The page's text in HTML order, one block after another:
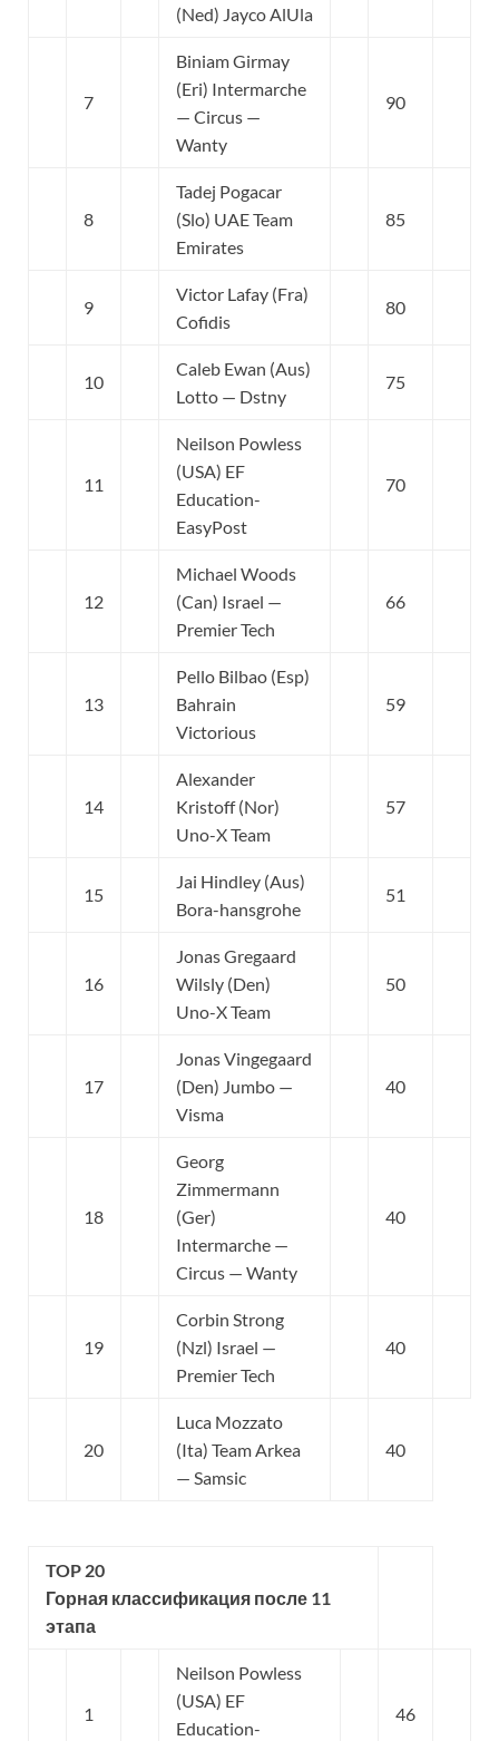
(Ned) Jayco AlUla
7
Biniam Girmay
(Eri) Intermarche
— Circus —
Wanty
90
8
Tadej Pogacar
(Slo) UAE Team
Emirates
85
9
Victor Lafay (Fra)
Cofidis
80
10
Caleb Ewan (Aus)
Lotto — Dstny
75
11
Neilson Powless
(USA) EF
Education-
EasyPost
70
12
Michael Woods
(Can) Israel —
Premier Tech
66
13
Pello Bilbao (Esp)
Bahrain
Victorious
59
14
Alexander
Kristoff (Nor)
Uno-X Team
57
15
Jai Hindley (Aus)
Bora-hansgrohe
51
16
Jonas Gregaard
Wilsly (Den)
Uno-X Team
50
17
Jonas Vingegaard
(Den) Jumbo —
Visma
40
18
Georg
Zimmermann
(Ger)
Intermarche —
Circus — Wanty
40
19
Corbin Strong
(Nzl) Israel —
Premier Tech
40
20
Luca Mozzato
(Ita) Team Arkea
— Samsic
40
TOP 20
Горная классификация после 11
этапа
1
Neilson Powless
(USA) EF
Education-
46